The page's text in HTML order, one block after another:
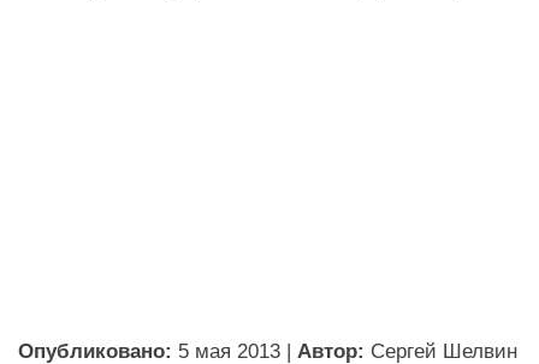
Опубликовано: 5 мая 2013 | Автор: Сергей Шелвин